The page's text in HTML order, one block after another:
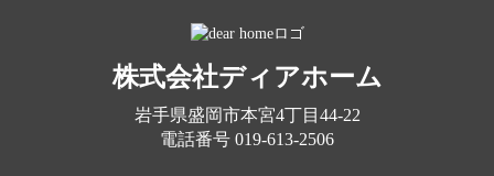
株式会社ディアホーム
岩手県盛岡市本宮4丁目44-22
電話番号 019-613-2506